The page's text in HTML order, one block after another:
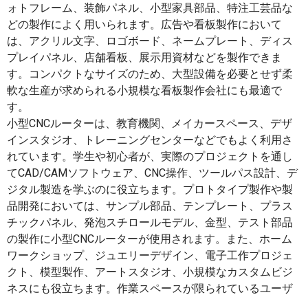
ォトフレーム、装飾パネル、小型家具部品、特注工芸品な
どの製作によく用いられます。広告や看板製作において
は、アクリル文字、ロゴボード、ネームプレート、ディス
プレイパネル、店舗看板、展示用資材などを製作できま
す。コンパクトなサイズのため、大型設備を必要とせず柔
軟な生産が求められる小規模な看板製作会社にも最適で
す。
小型CNCルーターは、教育機関、メイカースペース、デザ
インスタジオ、トレーニングセンターなどでもよく利用さ
れています。学生や初心者が、実際のプロジェクトを通し
てCAD/CAMソフトウェア、CNC操作、ツールパス設計、デ
ジタル製造を学ぶのに役立ちます。プロトタイプ製作や製
品開発においては、サンプル部品、テンプレート、プラス
チックパネル、発泡スチロールモデル、金型、テスト部品
の製作に小型CNCルーターが使用されます。また、ホーム
ワークショップ、ジュエリーデザイン、電子工作プロジェ
クト、模型製作、アートスタジオ、小規模なカスタムビジ
ネスにも役立ちます。作業スペースが限られているユーザ